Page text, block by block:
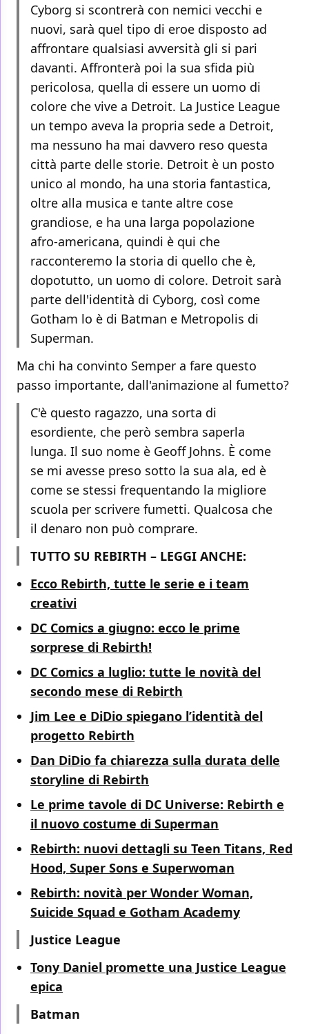
Cyborg si scontrerà con nemici vecchi e
nuovi, sarà quel tipo di eroe disposto ad
affrontare qualsiasi avversità gli si pari
davanti. Affronterà poi la sua sfida più
pericolosa, quella di essere un uomo di
colore che vive a Detroit. La Justice League
un tempo aveva la propria sede a Detroit,
ma nessuno ha mai davvero reso questa
città parte delle storie. Detroit è un posto
unico al mondo, ha una storia fantastica,
oltre alla musica e tante altre cose
grandiose, e ha una larga popolazione
afro-americana, quindi è qui che
racconteremo la storia di quello che è,
dopotutto, un uomo di colore. Detroit sarà
parte dell'identità di Cyborg, così come
Gotham lo è di Batman e Metropolis di
Superman.
Ma chi ha convinto Semper a fare questo
passo importante, dall'animazione al fumetto?
C'è questo ragazzo, una sorta di
esordiente, che però sembra saperla
lunga. Il suo nome è Geoff Johns. È come
se mi avesse preso sotto la sua ala, ed è
come se stessi frequentando la migliore
scuola per scrivere fumetti. Qualcosa che
il denaro non può comprare.
TUTTO SU REBIRTH – LEGGI ANCHE:
Ecco Rebirth, tutte le serie e i team
creativi
DC Comics a giugno: ecco le prime
sorprese di Rebirth!
DC Comics a luglio: tutte le novità del
secondo mese di Rebirth
Jim Lee e DiDio spiegano l’identità del
progetto Rebirth
Dan DiDio fa chiarezza sulla durata delle
storyline di Rebirth
Le prime tavole di DC Universe: Rebirth e
il nuovo costume di Superman
Rebirth: nuovi dettagli su Teen Titans, Red
Hood, Super Sons e Superwoman
Rebirth: novità per Wonder Woman,
Suicide Squad e Gotham Academy
Justice League
Tony Daniel promette una Justice League
epica
Batman